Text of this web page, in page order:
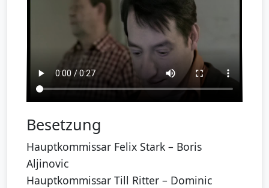
Besetzung
Hauptkommissar Felix Stark – Boris
Aljinovic
Hauptkommissar Till Ritter – Dominic